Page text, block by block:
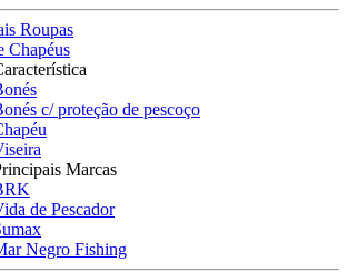
Roupas
Chapéus
c/ proteção de pescoço
Marcas
de Pescador
Negro Fishing